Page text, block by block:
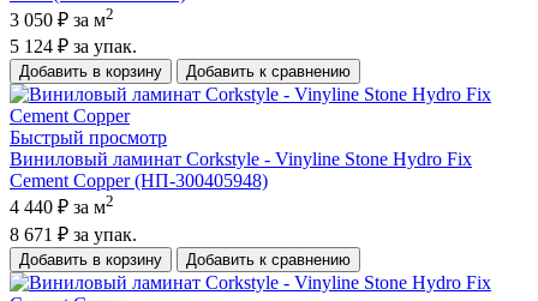
3 050 ₽ за м2
5 124 ₽ за упак.
Добавить в корзину Добавить к сравнению
Быстрый просмотр
Виниловый ламинат Corkstyle - Vinyline Stone Hydro Fix
Cement Copper (НП-300405948)
4 440 ₽ за м2
8 671 ₽ за упак.
Добавить в корзину Добавить к сравнению